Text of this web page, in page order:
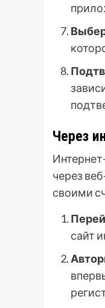
Через
через
своими
сайт